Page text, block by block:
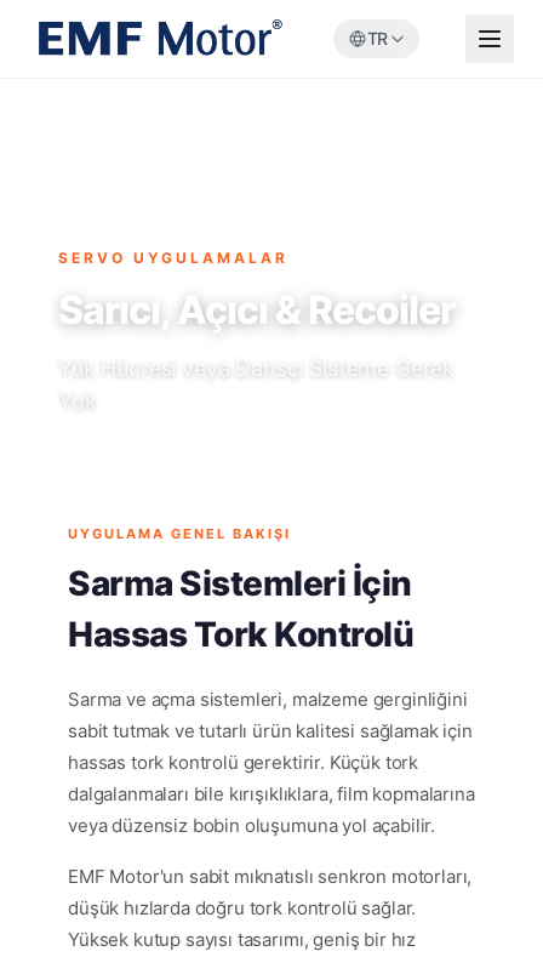
TR
SERVO UYGULAMALAR
Sarıcı, Açıcı & Recoiler
Yük Hücresi veya Dansçı Sisteme Gerek
Yok
UYGULAMA GENEL BAKIŞI
Sarma Sistemleri İçin
Hassas Tork Kontrolü
Sarma ve açma sistemleri, malzeme gerginliğini
sabit tutmak ve tutarlı ürün kalitesi sağlamak için
hassas tork kontrolü gerektirir. Küçük tork
dalgalanmaları bile kırışıklıklara, film kopmalarına
veya düzensiz bobin oluşumuna yol açabilir.
EMF Motor'un sabit mıknatıslı senkron motorları,
düşük hızlarda doğru tork kontrolü sağlar.
Yüksek kutup sayısı tasarımı, geniş bir hız